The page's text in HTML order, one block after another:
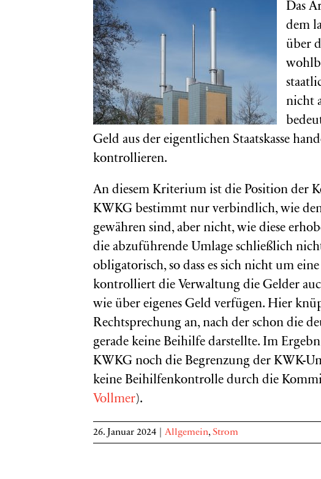
Das
dem
über
nicht
Geld aus der eigentlichen Staatskasse
kontrollieren.
An diesem Kriterium ist die Position der
KWKG bestimmt nur verbindlich, wie
gewähren sind, aber nicht, wie diese
die abzuführende Umlage schließlich
obligatorisch, so dass es sich nicht um
kontrolliert die Verwaltung die Gelder
wie über eigenes Geld verfügen. Hier
Rechtsprechung an, nach der schon die
gerade keine Beihilfe darstellte. Im
KWKG noch die Begrenzung der KWK-
keine Beihilfenkontrolle durch die
Vollmer).
26. Januar 2024 Allgemein, Strom